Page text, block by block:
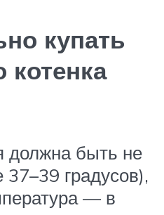
купать
котенка
должна быть не
градусов),
— в